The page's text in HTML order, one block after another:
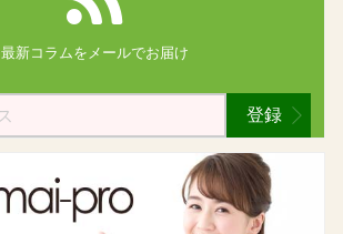
最新コラムを メールでお届け
登録